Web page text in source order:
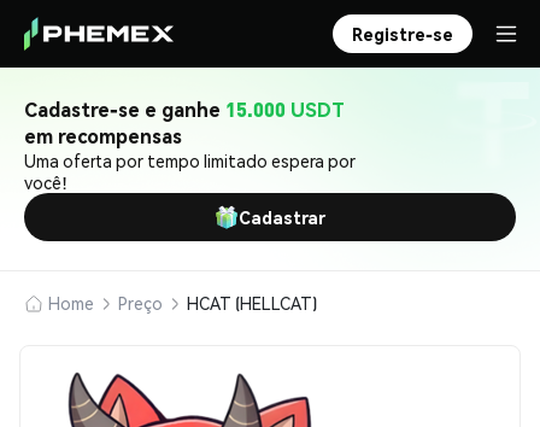
Registre-se
Cadastre-se e ganhe 15.000 USDT
em recompensas
Uma oferta por tempo limitado espera por
você!
Cadastrar
Home Preço HCAT (HELLCAT)